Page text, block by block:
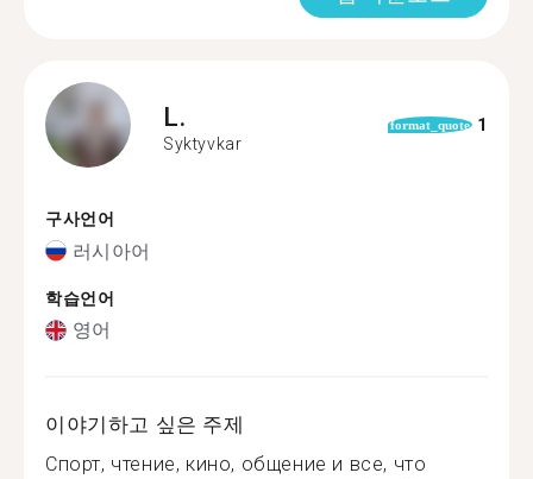
L.
Syktyvkar
format_quote 1
구사언어
러시아어
학습언어
영어
이야기하고 싶은 주제
Спорт, чтение, кино, общение и все, что